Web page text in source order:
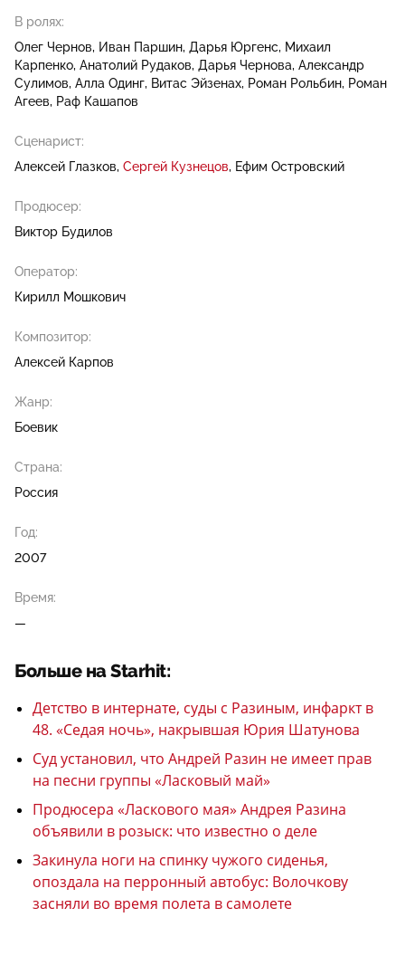
В ролях:
Олег Чернов
Иван Паршин Дарья Юргенс Михаил
Карпенко Анатолий Рудаков Дарья Чернова Александр
Сулимов Алла Одинг Витас Эйзенах Роман Рольбин Роман
Агеев
Раф Кашапов
Сценарист:
Алексей Глазков Сергей Кузнецов Ефим Островский
Продюсер:
Виктор Будилов
Оператор:
Кирилл Мошкович
Композитор:
Алексей Карпов
Жанр:
Боевик
Страна:
Россия
Год:
2007
Время:
—
Больше на Starhit:
Детство в интернате, суды с Разиным, инфаркт в
48. «Седая ночь», накрывшая Юрия Шатунова
Суд установил, что Андрей Разин не имеет прав
на песни группы «Ласковый май»
Продюсера «Ласкового мая» Андрея Разина
объявили в розыск: что известно о деле
Закинула ноги на спинку чужого сиденья,
опоздала на перронный автобус: Волочкову
засняли во время полета в самолете